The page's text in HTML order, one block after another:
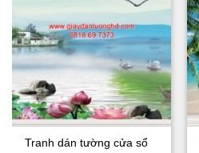
Tranh dán tường cửa sổ